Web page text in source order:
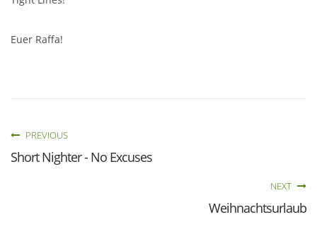
Euer Raffa!
PREVIOUS
Short Nighter - No Excuses
NEXT
Weihnachtsurlaub